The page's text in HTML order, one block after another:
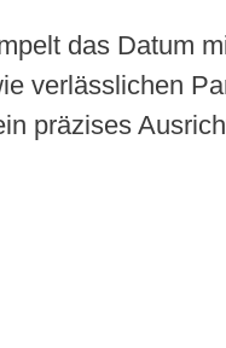
das Datum
verlässlichen
präzises